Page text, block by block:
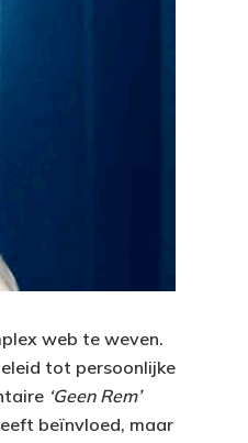
web te weven.
tot persoonlijke
‘Geen Rem’
beïnvloed, maar